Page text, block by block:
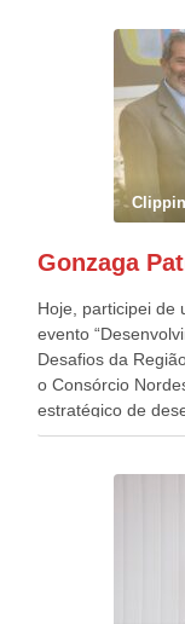
outros desfiles,
o deste ano, o
quatro décadas,
anualmente dos
Esplanada dos
preparou
pessoas, só que
Independentes,
Patriota.
Hoje, participei de
evento
Desafios da
o Consórcio
estratégico de
desafios para a
evento contou
Alckmin, que
Desenvolvimento,
governador de
Nordeste, Paulo
atualmente